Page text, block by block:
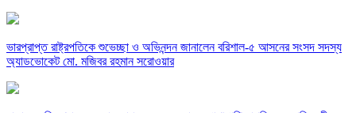
ভারপ্রাপ্ত রাষ্ট্রপতিকে শুভেচ্ছা ও অভিনন্দন জানালেন বরিশাল-৫ আসনের সংসদ সদস্য
অ্যাডভোকেট মো. মজিবর রহমান সরোওয়ার